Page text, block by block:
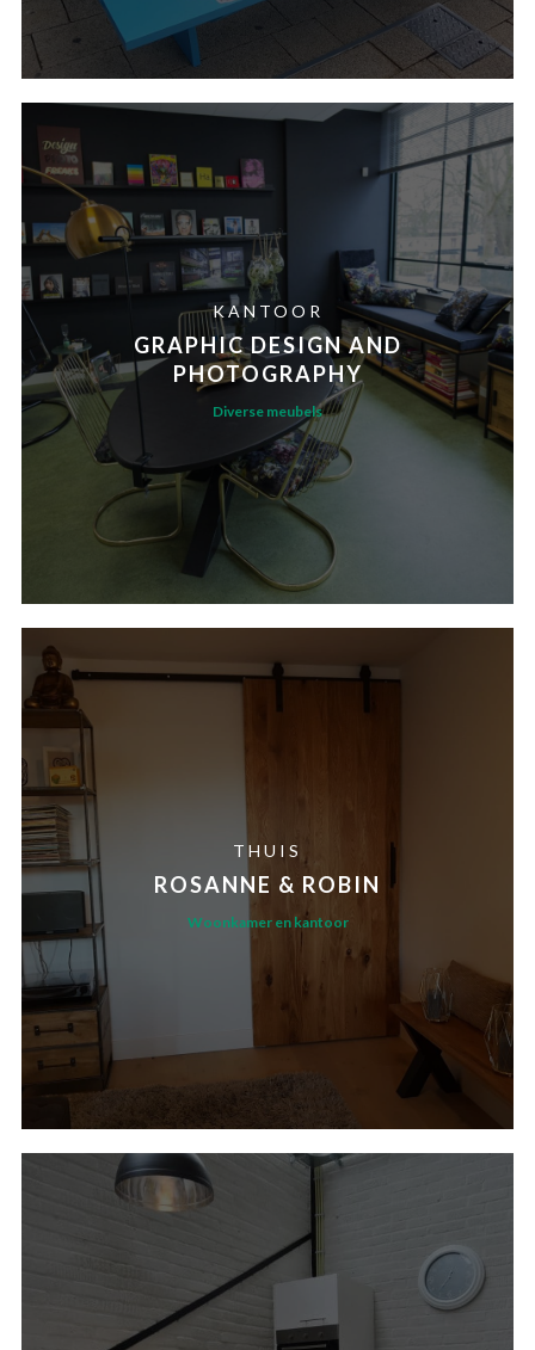
KANTOOR
GRAPHIC DESIGN AND
PHOTOGRAPHY
Diverse meubels
THUIS
ROSANNE & ROBIN
Woonkamer en kantoor